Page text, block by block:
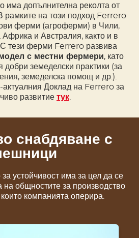
има допълнителна реколта от
рамките на този подход Ferrero
ферми (агроферми) в Чили,
и Австралия, както и в
тези ферми Ferrero развива
с местни фермери, като
добри земеделски практики (за
земеделска помощ и др.).
актуалния Доклад на Ferrero за
развитие тук
снабдяване с
устойчивост има за цел да се
на общностите за производство
компанията оперира.